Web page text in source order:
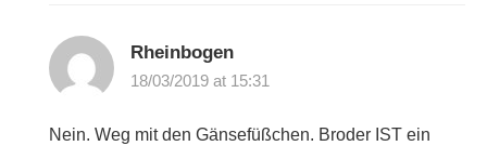
Rheinbogen
18/03/2019 at 15:31
Nein. Weg mit den Gänsefüßchen. Broder IST ein